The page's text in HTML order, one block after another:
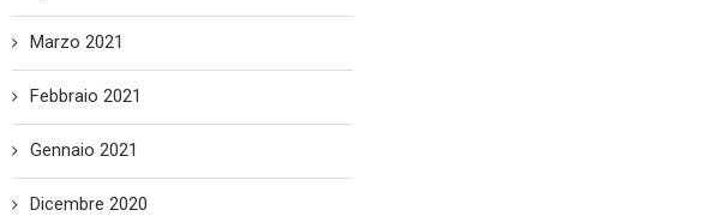
Marzo 2021
Febbraio 2021
Gennaio 2021
Dicembre 2020